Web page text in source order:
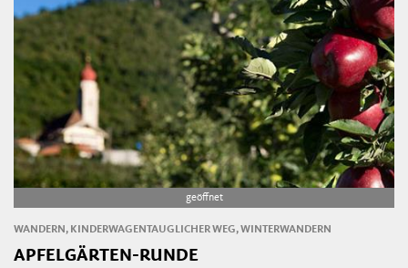
geöffnet
WANDERN, KINDERWAGENTAUGLICHER WEG, WINTERWANDERN
APFELGÄRTEN-RUNDE